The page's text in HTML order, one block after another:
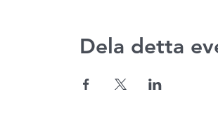
Dela detta